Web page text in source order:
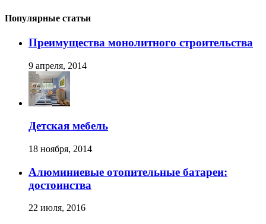
Популярные статьи
Преимущества монолитного строительства
9 апреля, 2014
Детская мебель
18 ноября, 2014
Алюминиевые отопительные батареи:
достоинства
22 июля, 2016